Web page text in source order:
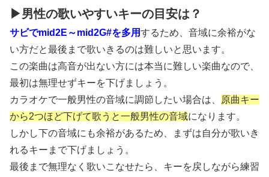
▶男性の歌いやすいキーの目安は？
サビでmid2E～mid2G#を多用するため、音域に余裕がな
い方だと最後まで歌いきるのは難しいと思います。
この楽曲は高音が出ない方には本当に難しい楽曲なので、
最初は無理せずキーを下げましょう。
カラオケで一般男性の音域に調節したい場合は、
原曲キー
から2つほど下げて歌うと一般男性の音域になります。
しかし下の音域にも余裕があるため、まずは自分が歌いき
れるキーまで下げましょう。
最後まで無理なく歌いこなせたら、キーを戻しながら練習